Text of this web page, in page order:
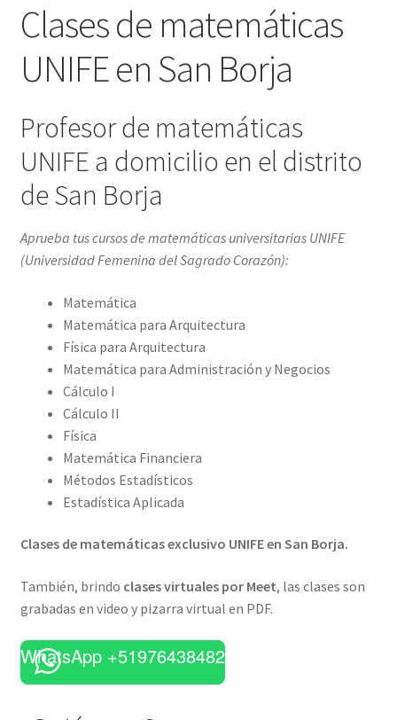
Clases de matemáticas
UNIFE en San Borja
Profesor de matemáticas
UNIFE a domicilio en el distrito
de San Borja
Aprueba tus cursos de matemáticas universitarias UNIFE
(Universidad Femenina del Sagrado Corazón):
Matemática
Matemática para Arquitectura
Física para Arquitectura
Matemática para Administración y Negocios
Cálculo I
Cálculo II
Física
Matemática Financiera
Métodos Estadísticos
Estadística Aplicada
Clases de matemáticas exclusivo UNIFE en San Borja.
También, brindo clases virtuales por Meet, las clases son
grabadas en video y pizarra virtual en PDF.
WhatsApp +51976438482